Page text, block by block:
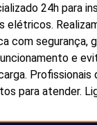
24h para
elétricos.
com segurança,
e
Profissionais
para atender.